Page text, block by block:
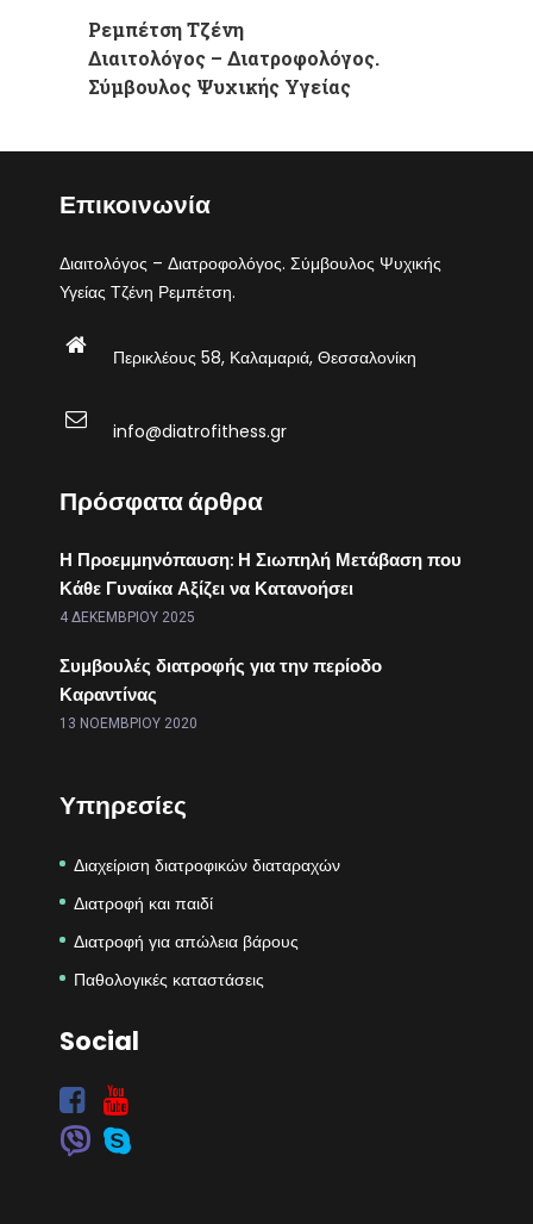
Ρεμπέτση Τζένη
Διαιτολόγος – Διατροφολόγος.
Σύμβουλος Ψυχικής Υγείας
Επικοινωνία
Διαιτολόγος – Διατροφολόγος. Σύμβουλος Ψυχικής
Υγείας Τζένη Ρεμπέτση.
Περικλέους 58, Καλαμαριά, Θεσσαλονίκη
info@diatrofithess.gr
Πρόσφατα άρθρα
Η Προεμμηνόπαυση: Η Σιωπηλή Μετάβαση που
Κάθε Γυναίκα Αξίζει να Κατανοήσει
4 ΔΕΚΕΜΒΡΊΟΥ 2025
Συμβουλές διατροφής για την περίοδο
Καραντίνας
13 ΝΟΕΜΒΡΊΟΥ 2020
Υπηρεσίες
Διαχείριση διατροφικών διαταραχών
Διατροφή και παιδί
Διατροφή για απώλεια βάρους
Παθολογικές καταστάσεις
Social